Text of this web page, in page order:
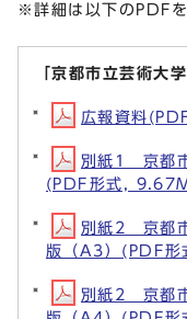
※詳細は以下のPDFを
「京都市立芸術大
広報資料
別紙1 京都
(PDF形式,
別紙2 京都
版（A3）(PDF
別紙2 京都